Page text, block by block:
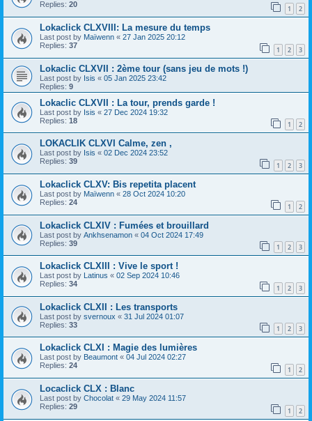
Replies: 20 1 2
Lokaclick CLXVIII: La mesure du temps
Last post by Maïwenn « 27 Jan 2025 20:12
Replies: 37 1 2 3
Lokaclic CLXVII : 2ème tour (sans jeu de mots !)
Last post by Isis « 05 Jan 2025 23:42
Replies: 9
Lokaclic CLXVII : La tour, prends garde !
Last post by Isis « 27 Dec 2024 19:32
Replies: 18 1 2
LOKACLIK CLXVI Calme, zen ,
Last post by Isis « 02 Dec 2024 23:52
Replies: 39 1 2 3
Lokaclick CLXV: Bis repetita placent
Last post by Maïwenn « 28 Oct 2024 10:20
Replies: 24 1 2
Lokaclick CLXIV : Fumées et brouillard
Last post by Ankhsenamon « 04 Oct 2024 17:49
Replies: 39 1 2 3
Lokaclick CLXIII : Vive le sport !
Last post by Latinus « 02 Sep 2024 10:46
Replies: 34 1 2 3
Lokaclick CLXII : Les transports
Last post by svernoux « 31 Jul 2024 01:07
Replies: 33 1 2 3
Lokaclick CLXI : Magie des lumières
Last post by Beaumont « 04 Jul 2024 02:27
Replies: 24 1 2
Locaclick CLX : Blanc
Last post by Chocolat « 29 May 2024 11:57
Replies: 29 1 2